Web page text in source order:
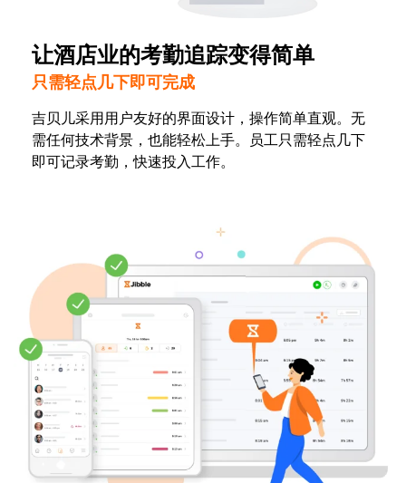
让酒店业的考勤追踪变得简单
只需轻点几下即可完成
吉贝儿采用用户友好的界面设计，操作简单直观。无
需任何技术背景，也能轻松上手。员工只需轻点几下
即可记录考勤，快速投入工作。